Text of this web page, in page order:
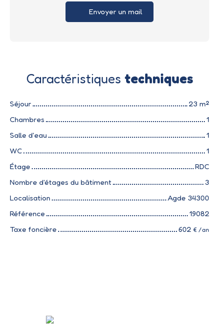
Envoyer un mail
Caractéristiques techniques
Séjour 23 m²
Chambres
1
Salle d'eau
1
WC
1
Étage
RDC
Nombre d'étages du bâtiment
3
Localisation
Agde 34300
Référence
19082
Taxe foncière
602 € /an